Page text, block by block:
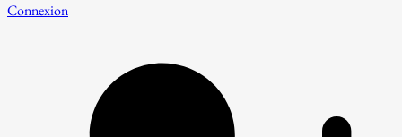
Connexion